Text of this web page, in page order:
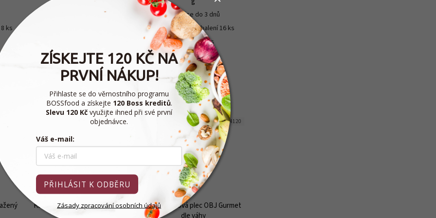
ks
Expedice do 3 dnů
Do košíku
Expedice do 3 dnů
718,70 Kč/ balení 16 ks
44,92 Kč / 1 ks
Do košíku
❄️
Kuřecí roláda Nowaco 10 x 750 g
Kód:230501
Mletá vepřová plec OBJ Gurmet
dle váhy
Kód:714120
ZÍSKEJTE 120 KČ NA
PRVNÍ NÁKUP!
Přihlaste se do věrnostního programu
BOSSfood a získejte 120 Boss kreditů.
Slevu 120 Kč využijte ihned při své první
objednávce.
Váš e-mail:
PŘIHLÁSIT K ODBĚRU
Zásady zpracování osobních údajů